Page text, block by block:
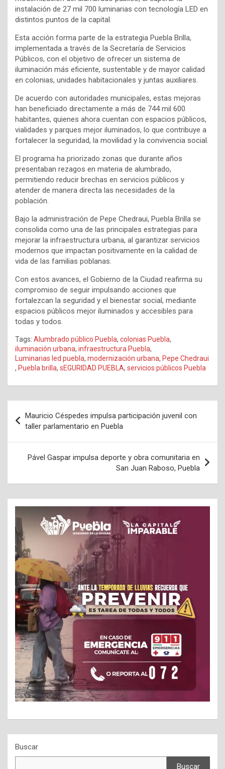
instalación de 27 mil 700 luminarias con tecnología LED en
distintos puntos de la capital.
Esta acción forma parte de la estrategia Puebla Brilla,
implementada a través de la Secretaría de Servicios
Públicos, con el objetivo de ofrecer un sistema de
iluminación más eficiente, sustentable y de mayor calidad
en colonias, unidades habitacionales y juntas auxiliares.
De acuerdo con autoridades municipales, estas mejoras
han beneficiado directamente a más de 744 mil 600
habitantes, quienes ahora cuentan con espacios públicos,
vialidades y parques mejor iluminados, lo que contribuye a
fortalecer la seguridad, la movilidad y la convivencia social.
El programa ha priorizado zonas que durante años
presentaban rezagos en materia de alumbrado,
permitiendo reducir brechas en servicios públicos y
atender de manera directa las necesidades de la
población.
Bajo la administración de Pepe Chedraui, Puebla Brilla se
consolida como una de las principales estrategias para
mejorar la infraestructura urbana, al garantizar servicios
modernos que impactan positivamente en la calidad de
vida de las familias poblanas.
Con estos avances, el Gobierno de la Ciudad reafirma su
compromiso de seguir impulsando acciones que
fortalezcan la seguridad y el bienestar social, mediante
espacios públicos mejor iluminados y accesibles para
todas y todos.
Tags: Alumbrado público Puebla, colonias Puebla,
iluminación urbana, infraestructura Puebla,
Luminarias led puebla, modernización urbana, Pepe Chedraui
, Puebla brilla, sEGURIDAD PUEBLA, servicios públicos Puebla
de
entradas
Mauricio Céspedes impulsa participación juvenil con
taller parlamentario en Puebla
Pável Gaspar impulsa deporte y obra comunitaria en
San Juan Raboso, Puebla
Buscar
Buscar